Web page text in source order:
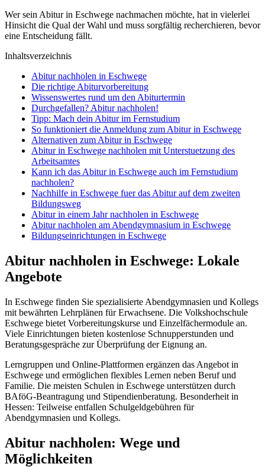
Wer sein Abitur in Eschwege nachmachen möchte, hat in vielerlei
Hinsicht die Qual der Wahl und muss sorgfältig recherchieren, bevor
eine Entscheidung fällt.
Inhaltsverzeichnis
Abitur nachholen in Eschwege
Die richtige Abiturvorbereitung
Wissenswertes rund um den Abiturtermin
Durchgefallen? Abitur nachholen!
Tipp: Mach dein Abitur im Fernstudium
So funktioniert die Anmeldung zum Abitur in Eschwege
Alternativen zum Abitur in Eschwege
Abitur in Eschwege nachholen mit Unterstuetzung des
Arbeitsamtes
Kann ich das Abitur in Eschwege auch im Fernstudium
nachholen?
Nachhilfe in Eschwege fuer das Abitur auf dem zweiten
Bildungsweg
Abitur in einem Jahr nachholen in Eschwege
Abitur nachholen am Abendgymnasium in Eschwege
Bildungseinrichtungen in Eschwege
Abitur nachholen in Eschwege: Lokale
Angebote
In Eschwege finden Sie spezialisierte Abendgymnasien und Kollegs
mit bewährten Lehrplänen für Erwachsene. Die Volkshochschule
Eschwege bietet Vorbereitungskurse und Einzelfächermodule an.
Viele Einrichtungen bieten kostenlose Schnupperstunden und
Beratungsgespräche zur Überprüfung der Eignung an.
Lerngruppen und Online-Plattformen ergänzen das Angebot in
Eschwege und ermöglichen flexibles Lernen neben Beruf und
Familie. Die meisten Schulen in Eschwege unterstützen durch
BAföG-Beantragung und Stipendienberatung. Besonderheit in
Hessen: Teilweise entfallen Schulgeldgebühren für
Abendgymnasien und Kollegs.
Abitur nachholen: Wege und
Möglichkeiten